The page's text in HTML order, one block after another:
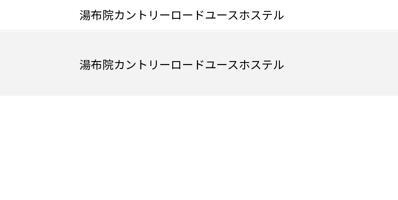
湯布院カントリーロードユースホステル
湯布院カントリーロードユースホステル